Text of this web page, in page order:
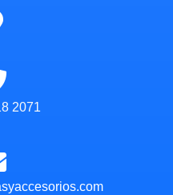
2071